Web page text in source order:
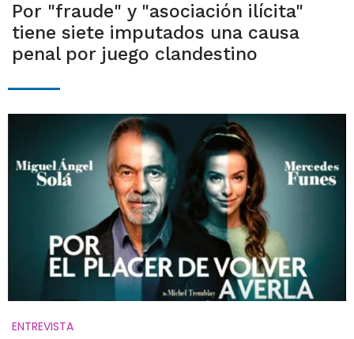
Por "fraude" y "asociación ilícita"
tiene siete imputados una causa
penal por juego clandestino
ENTREVISTA